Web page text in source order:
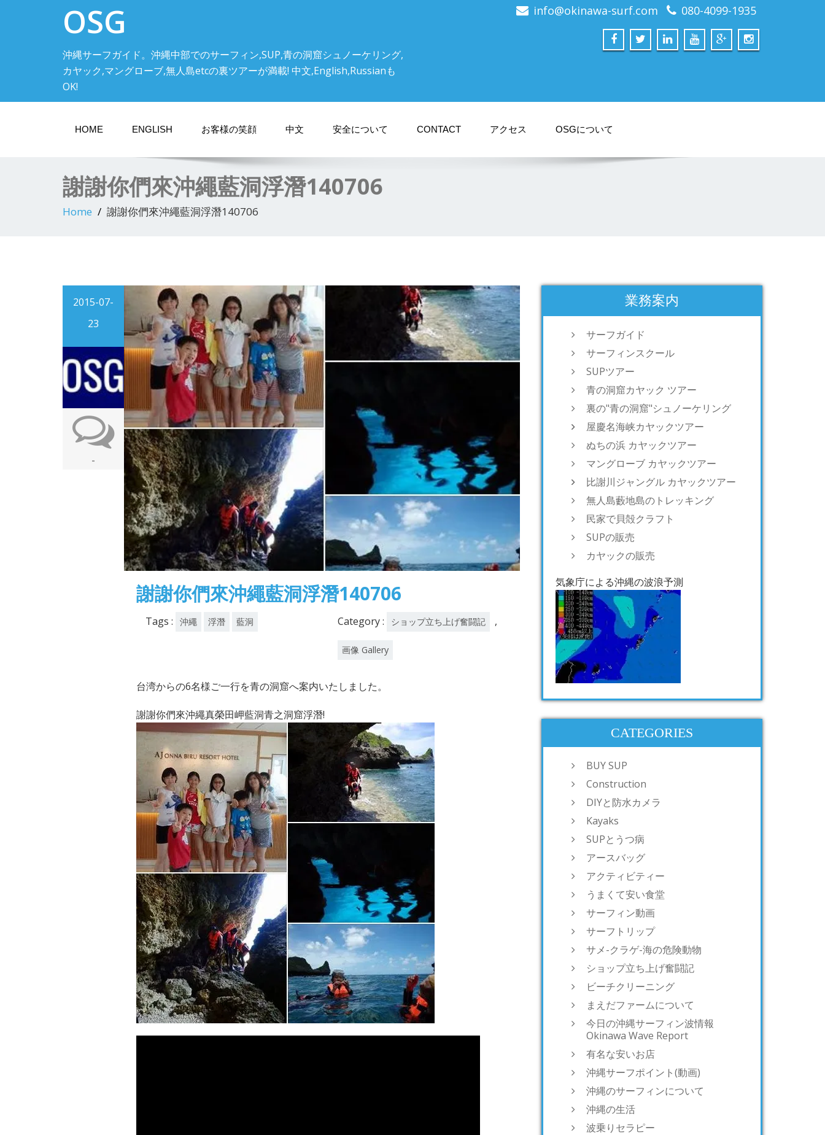
OSG
沖縄サーフガイド。沖縄中部でのサーフィン,SUP,青の洞窟シュノーケリング,
カヤック,マングローブ,無人島etcの裏ツアーが満載! 中文,English,Russianも
OK!
info@okinawa-surf.com 080-4099-1935
HOME ENGLISH お客様の笑顔 中文 安全について CONTACT アクセス OSGについて
謝謝你們來沖繩藍洞浮潛140706
Home 謝謝你們來沖繩藍洞浮潛140706
2015-07-
23
-
謝謝你們來沖繩藍洞浮潛140706
Tags : 沖繩 浮潛 藍洞 Category : ショップ立ち上げ奮闘記 ,
画像 Gallery
台湾からの6名様ご一行を青の洞窟へ案内いたしました。
謝謝你們來沖繩真榮田岬藍洞青之洞窟浮潛!
業務案内
サーフガイド
サーフィンスクール
SUPツアー
青の洞窟カヤック ツアー
裏の"青の洞窟"シュノーケリング
屋慶名海峡カヤックツアー
ぬちの浜 カヤックツアー
マングローブ カヤックツアー
比謝川ジャングル カヤックツアー
無人島藪地島のトレッキング
民家で貝殻クラフト
SUPの販売
カヤックの販売
気象庁による沖縄の波浪予測
CATEGORIES
BUY SUP
Construction
DIYと防水カメラ
Kayaks
SUPとうつ病
アースバッグ
アクティビティー
うまくて安い食堂
サーフィン動画
サーフトリップ
サメ-クラゲ-海の危険動物
ショップ立ち上げ奮闘記
ビーチクリーニング
まえだファームについて
今日の沖縄サーフィン波情報
Okinawa Wave Report
有名な安いお店
沖縄サーフポイント(動画)
沖縄のサーフィンについて
沖縄の生活
波乗りセラピー